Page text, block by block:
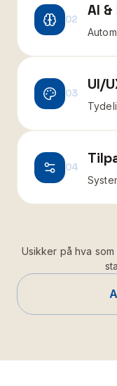
02 AI
03 UI/
04
Usikker på hva